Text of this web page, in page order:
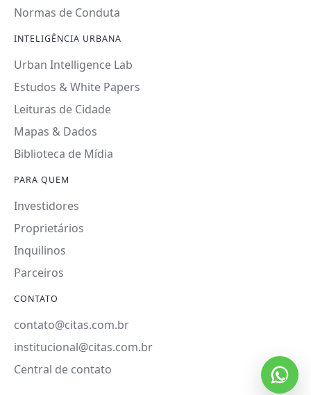
Normas de Conduta
INTELIGÊNCIA URBANA
Urban Intelligence Lab
Estudos & White Papers
Leituras de Cidade
Mapas & Dados
Biblioteca de Mídia
PARA QUEM
Investidores
Proprietários
Inquilinos
Parceiros
CONTATO
contato@citas.com.br
institucional@citas.com.br
Central de contato